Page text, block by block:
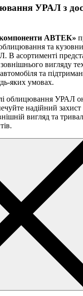
УРАЛ з
АВТЕК»
та
В асортименті
вигляду
та
яких умовах.
облицювання УРАЛ
надійний захист
вигляд та